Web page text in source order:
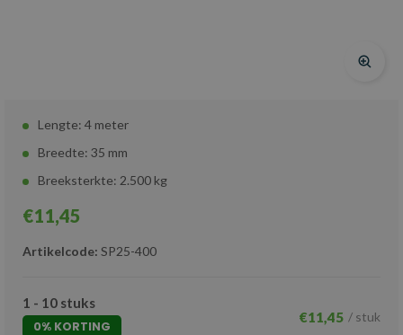
Lengte: 4 meter
Breedte: 35 mm
Breeksterkte: 2.500 kg
€11,45
Artikelcode: SP25-400
1 - 10 stuks
0% KORTING
€11,45 / stuk